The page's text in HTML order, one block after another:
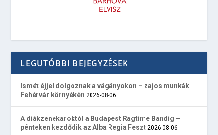
LEGUTÓBBI BEJEGYZÉSEK
Ismét éjjel dolgoznak a vágányokon – zajos munkák
Fehérvár környékén 2026-08-06
A diákzenekaroktól a Budapest Ragtime Bandig –
pénteken kezdődik az Alba Regia Feszt 2026-08-06